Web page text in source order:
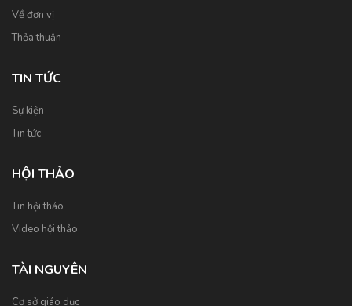
Về đơn vị
Thỏa thuận
TIN TỨC
Sự kiện
Tin tức
HỘI THẢO
Tin hội thảo
Video hội thảo
TÀI NGUYÊN
Cơ sở giáo dục